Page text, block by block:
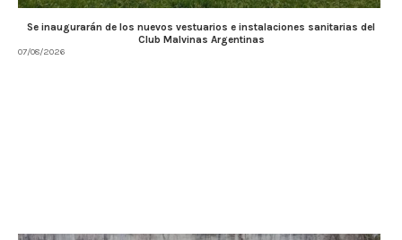
Se inaugurarán de los nuevos vestuarios e instalaciones sanitarias del
Club Malvinas Argentinas
07/08/2026